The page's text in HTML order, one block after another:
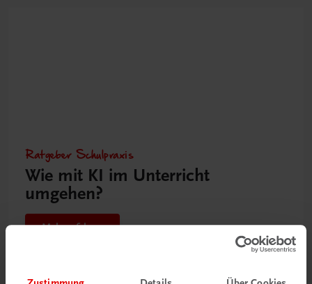
Ratgeber Schulpraxis
Wie mit KI im Unterricht
umgehen?
Mehr erfahren